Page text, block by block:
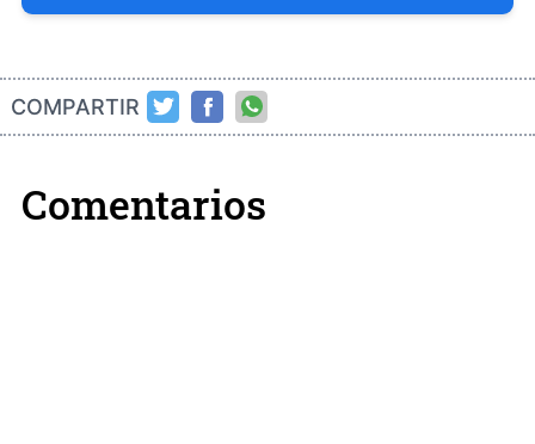
COMPARTIR
Comentarios